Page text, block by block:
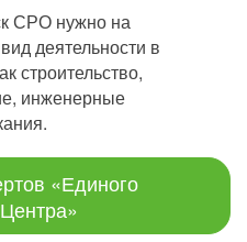
СРО нужно на
деятельности в
строительство,
инженерные
«Единого